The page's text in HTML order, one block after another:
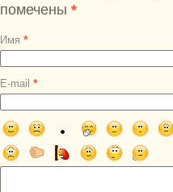
помечены *
Имя *
E-mail *